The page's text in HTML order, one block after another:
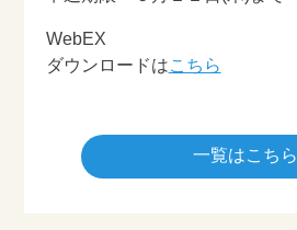
WebEX
ダウンロードはこちら
一覧はこちら